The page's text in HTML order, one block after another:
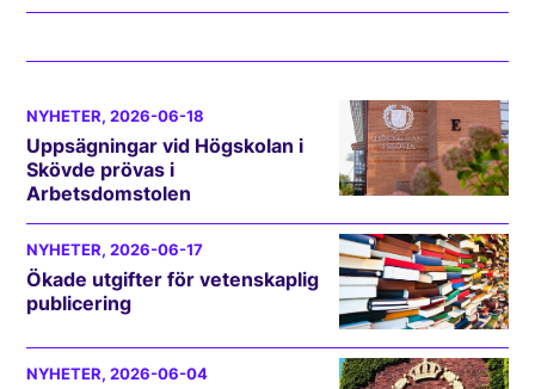
NYHETER, 2026-06-18
Uppsägningar vid Högskolan i
Skövde prövas i
Arbetsdomstolen
NYHETER, 2026-06-17
Ökade utgifter för vetenskaplig
publicering
NYHETER, 2026-06-04